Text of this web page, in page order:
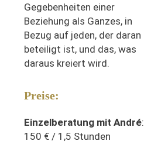
Gegebenheiten einer
Beziehung als Ganzes, in
Bezug auf jeden, der daran
beteiligt ist, und das, was
daraus kreiert wird.
Preise:
Einzelberatung mit André:
150 € / 1,5 Stunden